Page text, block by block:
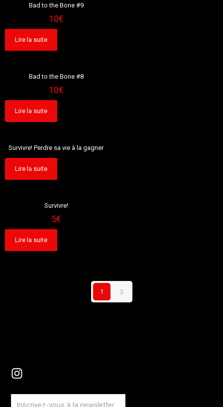
Bad to the Bone #9
10€
Lire la suite
Bad to the Bone #8
10€
Lire la suite
Survivre! Perdre sa vie à la gagner
Lire la suite
Survivre!
5€
Lire la suite
1 2
Instagram